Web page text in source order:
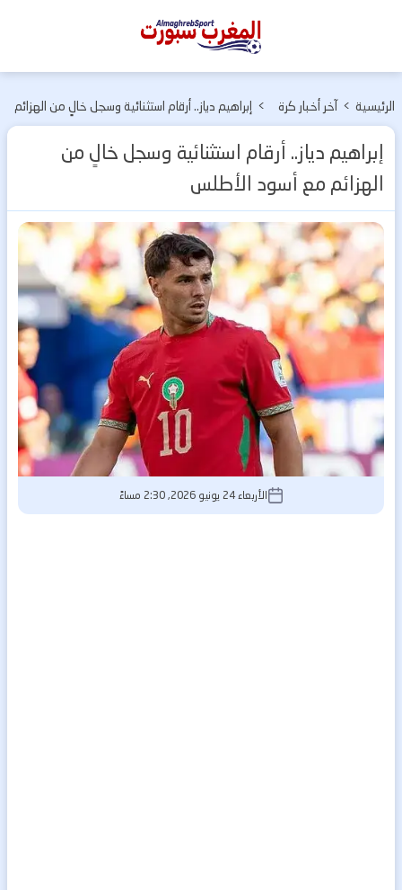
المغرب
الرئيسية > آخر أخبار كرة
> إبراهيم دياز.. أرقام استثنائية وسجل خالٍ من الهزائم
إبراهيم دياز.. أرقام استثنائية وسجل خالٍ من
الهزائم مع أسود الأطلس
الأربعاء 24 يونيو 2026, 2:30 مساءً